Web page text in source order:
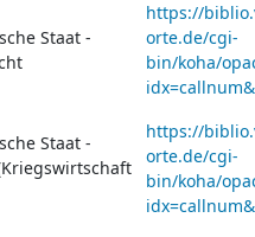
Staat -
https://
orte.de/cgi-
bin/koha/
Staat -
https://
orte.de/cgi-
bin/koha/